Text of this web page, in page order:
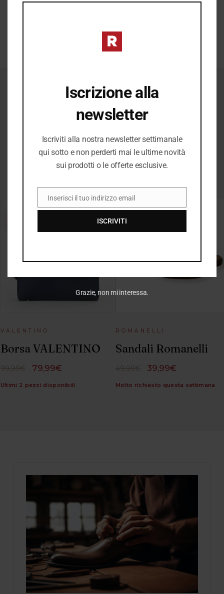
Il Meglio del
Meglio
VALENTINO
Borsa VALENTINO
99,99€ 79,99€
Ultimi 2 pezzi disponibili
ROMANELLI
Sandali Romanelli
49,99€ 39,99€
Molto richiesto questa settimana
Iscrizione alla
newsletter
Iscriviti alla nostra newsletter settimanale
qui sotto e non perderti mai le ultime novità
sui prodotti o le offerte esclusive.
EMAIL
Inserisci il tuo indirizzo email
ISCRIVITI
Grazie, non mi interessa.